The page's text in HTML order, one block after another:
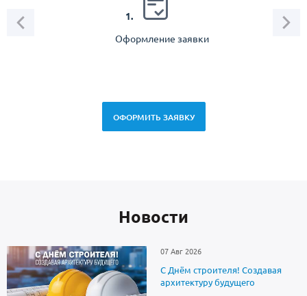
1.
Оформление заявки
ОФОРМИТЬ ЗАЯВКУ
Новоcти
07 Авг 2026
С Днём строителя! Создавая
архитектуру будущего